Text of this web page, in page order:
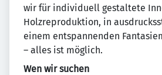
wir für individuell gestaltete
Holzreproduktion, in
einem entspannen­den
– alles ist möglich.
Wen wir suchen